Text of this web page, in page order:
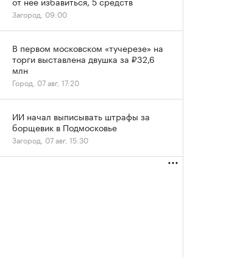
Загород, 09:00
В первом московском «тучерезе» на
торги выставлена двушка за ₽32,6
млн
Город, 07 авг, 17:20
ИИ начал выписывать штрафы за
борщевик в Подмосковье
Загород, 07 авг, 15:30